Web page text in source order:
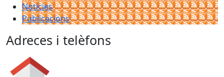
Notícies
Publicacions
Adreces i telèfons